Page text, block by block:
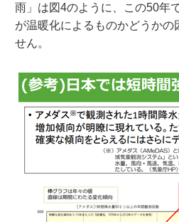
雨」は図4のように、この50年
が温暖化によるものかどうかの
せん。